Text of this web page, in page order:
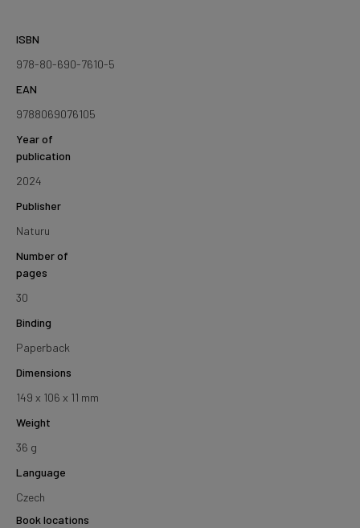
ISBN
978-80-690-7610-5
EAN
9788069076105
Year of
publication
2024
Publisher
Naturu
Number of
pages
30
Binding
Paperback
Dimensions
149 x 106 x 11 mm
Weight
36 g
Language
Czech
Book locations